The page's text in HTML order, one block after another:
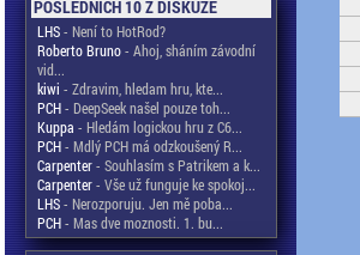
POSLEDNÍCH 10 Z DISKUZE
LHS- Není to HotRod?
Roberto Bruno- Ahoj, sháním závodní
vid...
kiwi - Zdravim, hledam hru, kte...
PCH- DeepSeek našel pouze toh...
Kuppa - Hledám logickou hru z C6...
PCH- Mdlý PCH má odzkoušený R...
Carpenter- Souhlasím s Patrikem a k...
Carpenter- Vše už funguje ke spokoj...
LHS- Nerozporuju. Jen mě poba...
PCH- Mas dve moznosti. 1. bu...